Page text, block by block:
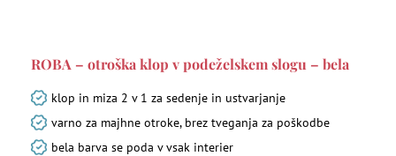
ROBA – otroška klop v podeželskem slogu – bela
klop in miza 2 v 1 za sedenje in ustvarjanje
varno za majhne otroke, brez tveganja za poškodbe
bela barva se poda v vsak interier